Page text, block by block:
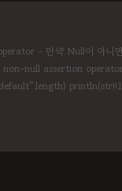
- 만약 Null이 아니
non-null assertion